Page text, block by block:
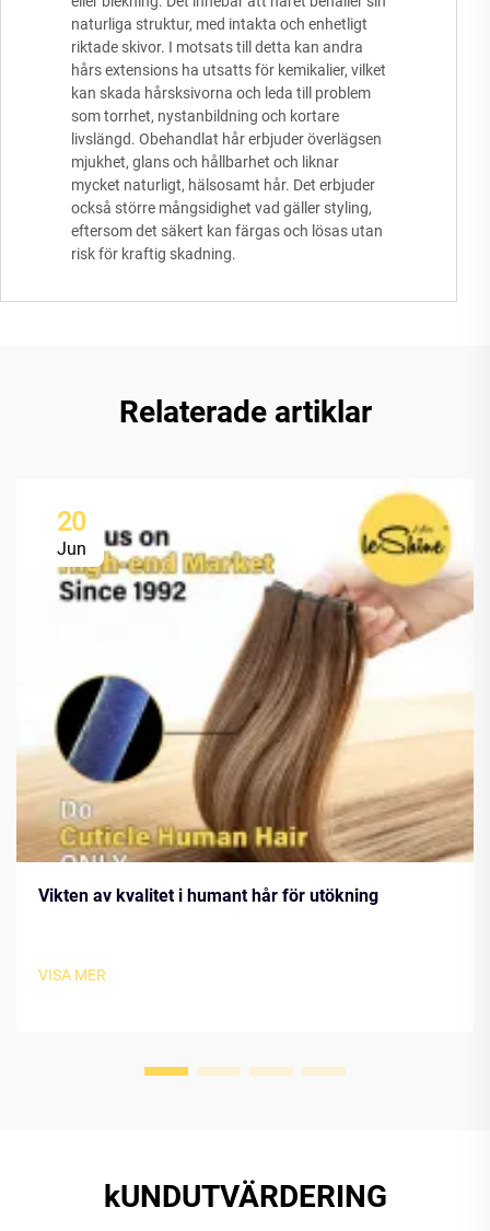
naturliga struktur, med intakta och enhetligt
riktade skivor. I motsats till detta kan andra
hårs extensions ha utsatts för kemikalier, vilket
kan skada hårsksivorna och leda till problem
som torrhet, nystanbildning och kortare
livslängd. Obehandlat hår erbjuder överlägsen
mjukhet, glans och hållbarhet och liknar
mycket naturligt, hälsosamt hår. Det erbjuder
också större mångsidighet vad gäller styling,
eftersom det säkert kan färgas och lösas utan
risk för kraftig skadning.
Relaterade artiklar
20
Jun
Vikten av kvalitet i humant hår för utökning
VISA MER
kUNDUTVÄRDERING